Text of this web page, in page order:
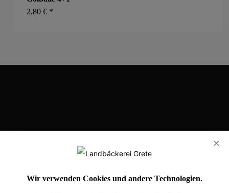
2,80 € *
Handelsregister: HRB 207595
Wir verwenden Cookies und andere Technologien.
×